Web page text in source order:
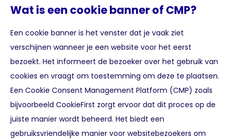
Wat is een cookie banner of CMP?
Een cookie banner is het venster dat je vaak ziet
verschijnen wanneer je een website voor het eerst
bezoekt. Het informeert de bezoeker over het gebruik van
cookies en vraagt om toestemming om deze te plaatsen.
Een Cookie Consent Management Platform (CMP) zoals
bijvoorbeeld CookieFirst zorgt ervoor dat dit proces op de
juiste manier wordt beheerd. Het biedt een
gebruiksvriendelijke manier voor websitebezoekers om